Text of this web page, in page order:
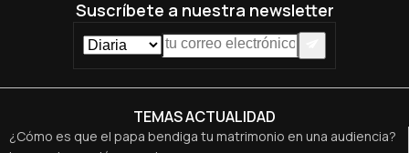
TEMAS ACTUALIDAD
¿Cómo es que el papa bendiga tu matrimonio en una audiencia?
Suscríbete a nuestra newsletter